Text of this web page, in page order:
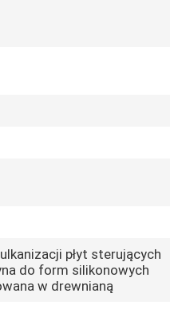
płyt sterujących
do form silikonowych
w drewnianą